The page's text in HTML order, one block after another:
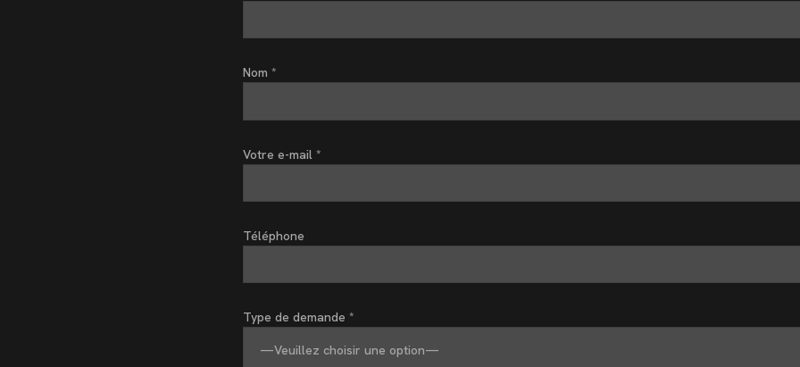
Nom *
Votre e-mail *
Téléphone
Type de demande *